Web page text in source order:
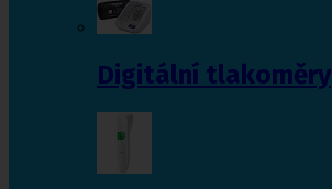
Digitální tlakoměry